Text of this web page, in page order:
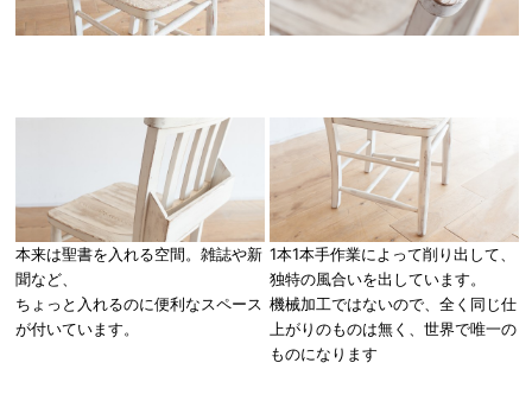
本来は聖書を入れる空間。雑誌や新
聞など、
ちょっと入れるのに便利なスペース
が付いています。
1本1本手作業によって削り出して、
独特の風合いを出しています。
機械加工ではないので、全く同じ仕
上がりのものは無く、世界で唯一の
ものになります